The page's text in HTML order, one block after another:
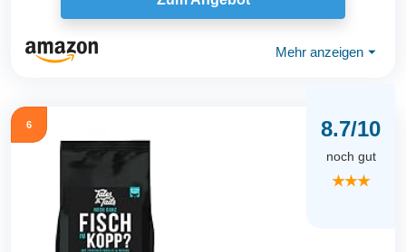
Mehr anzeigen ⏷
6 8.7/10
noch gut
★★★